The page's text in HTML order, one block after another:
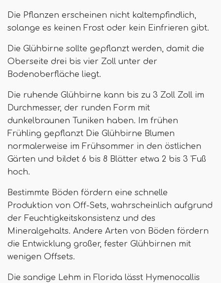
Die Pflanzen erscheinen nicht kaltempfindlich,
solange es keinen Frost oder kein Einfrieren gibt.
Die Glühbirne sollte gepflanzt werden, damit die
Oberseite drei bis vier Zoll unter der
Bodenoberfläche liegt.
Die ruhende Glühbirne kann bis zu 3 Zoll Zoll im
Durchmesser, der runden Form mit
dunkelbraunen Tuniken haben. Im frühen
Frühling gepflanzt Die Glühbirne Blumen
normalerweise im Frühsommer in den östlichen
Gärten und bildet 6 bis 8 Blätter etwa 2 bis 3 'Fuß
hoch.
Bestimmte Böden fördern eine schnelle
Produktion von Off-Sets, wahrscheinlich aufgrund
der Feuchtigkeitskonsistenz und des
Mineralgehalts. Andere Arten von Böden fördern
die Entwicklung großer, fester Glühbirnen mit
wenigen Offsets.
Die sandige Lehm in Florida lässt Hymenocallis